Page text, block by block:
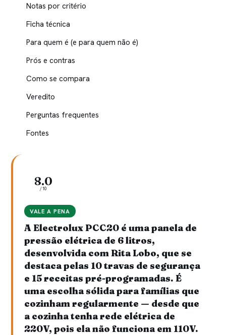
8.0
/10
VALE A PENA
A Electrolux PCC20 é uma panela de
pressão elétrica de 6 litros,
desenvolvida com Rita Lobo, que se
destaca pelas 10 travas de segurança
e 15 receitas pré-programadas. É
uma escolha sólida para famílias que
cozinham regularmente — desde que
a cozinha tenha rede elétrica de
220V, pois ela não funciona em 110V.
Notas por critério
Ficha técnica
Para quem é (e para quem não é)
Prós e contras
Como se compara
Veredito
Perguntas frequentes
Fontes